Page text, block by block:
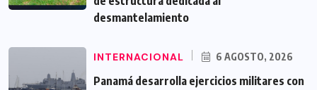
desmantelamiento
INTERNACIONAL 6 AGOSTO, 2026
Panamá desarrolla ejercicios militares con